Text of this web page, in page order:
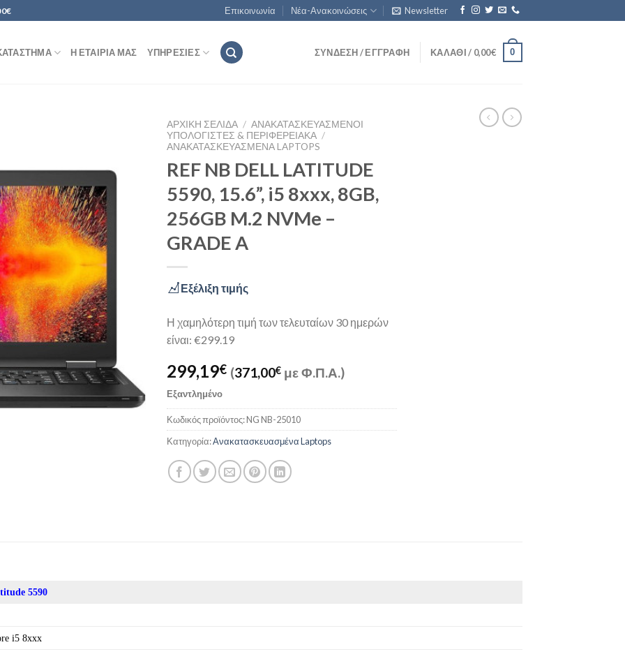
Επικοινωνία Νέα-Ανακοινώσεις Newsletter
Η ΕΤΑΙΡΊΑ ΜΑΣ ΥΠΗΡΕΣΊΕΣ ΣΎΝΔΕΣΗ / ΕΓΓΡΑΦΉ ΚΑΛΆΘΙ / 0,00€ 0
Add to
Wishlist
ΑΡΧΙΚΉ ΣΕΛΊΔΑ / ΑΝΑΚΑΤΑΣΚΕΥΑΣΜΈΝΟΙ
ΥΠΟΛΟΓΙΣΤΈΣ & ΠΕΡΙΦΕΡΕΙΑΚΆ /
ΑΝΑΚΑΤΑΣΚΕΥΑΣΜΈΝΑ LAPTOPS
REF NB DELL LATITUDE
5590, 15.6”, i5 8xxx, 8GB,
256GB M.2 NVMe –
GRADE A
Εξέλιξη τιμής
Η χαμηλότερη τιμή των τελευταίων 30 ημερών
είναι: €299.19
299,19€ (371,00€ με Φ.Π.Α.)
Εξαντλημένο
Κωδικός προϊόντος:NG NB-25010
Κατηγορία:Ανακατασκευασμένα Laptops
5590
i5 8xxx